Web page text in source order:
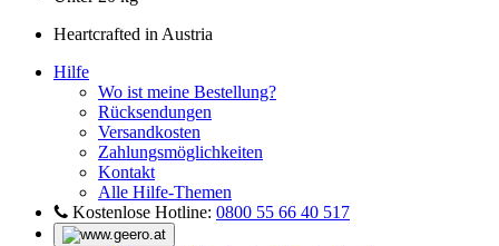
Heartcrafted in Austria
Hilfe
Wo ist meine Bestellung?
Rücksendungen
Versandkosten
Zahlungsmöglichkeiten
Kontakt
Alle Hilfe-Themen
Kostenlose Hotline: 0800 55 66 40 517